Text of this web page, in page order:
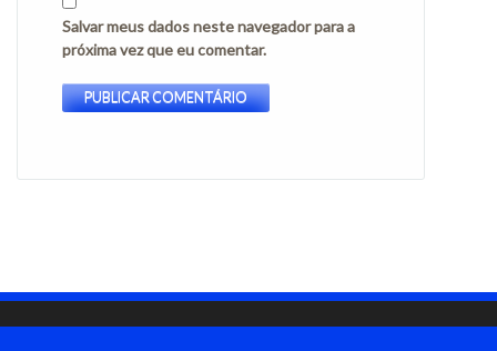
Salvar meus dados neste navegador para a
próxima vez que eu comentar.